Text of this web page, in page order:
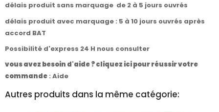
délais produit sans marquage de 2 à 5 jours ouvrés
délais produit avec marquage : 5 à 10 jours ouvrés après
accord BAT
Possibilité d'express 24 H nous consulter
vous avez besoin d'aide ? cliquez ici pour réussir votre
commande : Aide
Autres produits dans la même catégorie: